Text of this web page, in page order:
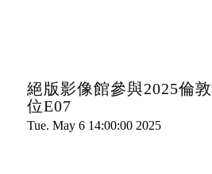
絕版影像館參與2025倫
位E07
Tue. May 6 14:00:00 2025